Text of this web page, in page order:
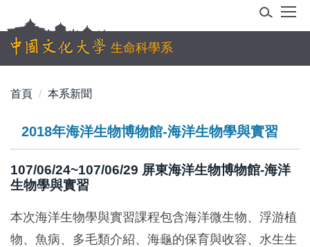
到
主
容
生命科學系
首頁 本系新聞
2018年海洋生物博物館-海洋生物學與實習
107/06/24~107/06/29 屏東海洋生物博物館-海洋
生物學與實習
本次海洋生物學與實習課程包含海洋微生物、浮游植
物、魚病、多毛類介紹、海龜的保育與收容、水生生